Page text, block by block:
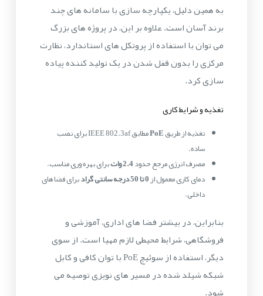
به همین دلیل، یکپارچه سازی با سامانه های چند
برند آسان است. علاوه بر این، در پروژه های بزرگ
می توان با استفاده از پروتکل های استاندارد، نظارت
مرکزی را بدون قفل شدن در یک تولید کننده پیاده
سازی کرد.
تغذیه و شرایط کاری
تغذیه از طریقPoE
مطابق IEEE 802.3af برای نصب
ساده.
مصرف انرژی مرجع حدود2.4 وات
برای بهره وری مناسب.
دمای کاری معمول از0 تا 50 درجه سانتی گراد
برای فضا های
داخلی.
بنابراین، در بیشتر فضا های اداری، آموزشی و
فروشگاهی، شرایط محیطی لازم مهیا است. از سوی
دیگر، استفاده از سوئیچ PoE با توان کافی و کابل
شبکه شیلد شده در مسیر های نویزی توصیه می